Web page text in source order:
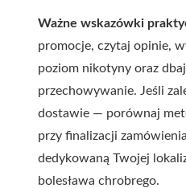
Ważne wskazówki
promocje, czytaj opinie,
poziom nikotyny oraz
przechowywanie. Jeśli
dostawie — porównaj
przy finalizacji
dedykowaną Twojej
bolesława chrobrego.